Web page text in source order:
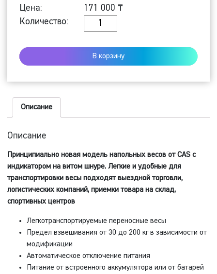
Цена:
171 000 ₸
Количество:
Количество
весы
В корзину
Описание
Описание
Принципиально новая модель напольных весов от CAS с
индикатором на витом шнуре. Легкие и удобные для
транспортировки весы подходят выездной торговли,
логистических компаний, приемки товара на склад,
спортивных центров
Легкотранспортируемые переносные весы
Предел взвешивания от 30 до 200 кг в зависимости от
модификации
Автоматическое отключение питания
Питание от встроенного аккумулятора или от батарей